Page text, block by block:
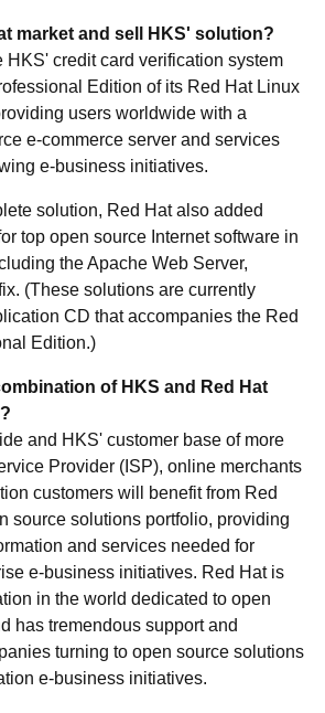
market and sell HKS' solution?
HKS' credit card verification system
Edition of its Red Hat Linux
users worldwide with a
e-commerce server and services
e-business initiatives.
solution, Red Hat also added
top open source Internet software in
the Apache Web Server,
(These solutions are currently
CD that accompanies the Red
Edition.)
of HKS and Red Hat
and HKS' customer base of more
Provider (ISP), online merchants
customers will benefit from Red
source solutions portfolio, providing
and services needed for
e-business initiatives. Red Hat is
in the world dedicated to open
has tremendous support and
turning to open source solutions
e-business initiatives.